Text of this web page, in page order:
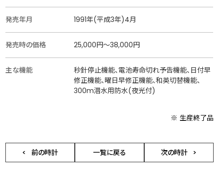
発売年月 1991年(平成3年)4月
発売時の価格 25,000円〜38,000円
主な機能
秒針停止機能、電池寿命切れ予告機能、日付早
修正機能、曜日早修正機能、和英切替機能、
300m潜水用防水(夜光付)
※ 生産終了品
前の時計 一覧に戻る 次の時計